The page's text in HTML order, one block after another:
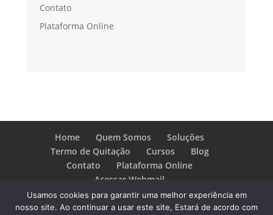
Contato
Plataforma Online
Home Quem Somos
Soluções
Termo de Quitação
Cursos
Blog
Contato
Plataforma Online
Acessar Webmail
SBB Soluções - Mediação de Conflitos- Design,
Usamos cookies para garantir uma melhor experiência em
nosso site. Ao continuar a usar este site, Estará de acordo com